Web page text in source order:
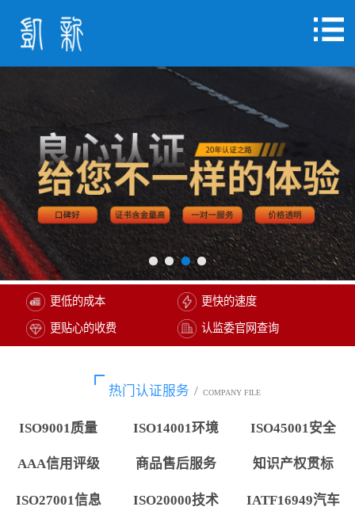
更低的成本 更快的速度
更贴心的收费 认监委官网查询
热门认证服务 / COMPANY FILE
ISO9001质量 ISO14001环境 ISO45001安全
AAA信用评级 商品售后服务 知识产权贯标
ISO27001信息 ISO20000技术 IATF16949汽车